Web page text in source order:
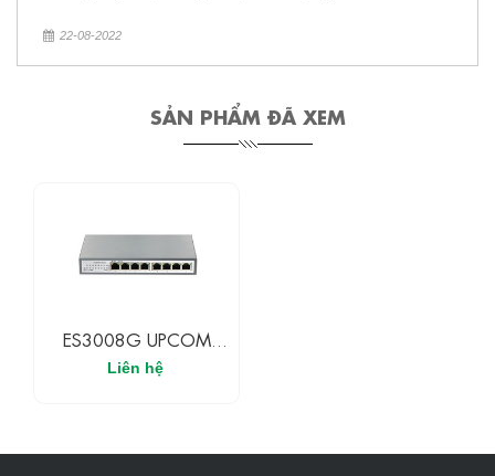
22-08-2022
SẢN PHẨM ĐÃ XEM
ES3008G UPCOM
Switch POE 8 Cổng
Gigabit Ethernet POE
Liên hệ